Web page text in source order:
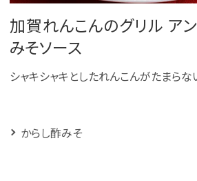
加賀れんこんのグリル ア
みそソース
シャキシャキとしたれんこんがたまらな
からし酢みそ